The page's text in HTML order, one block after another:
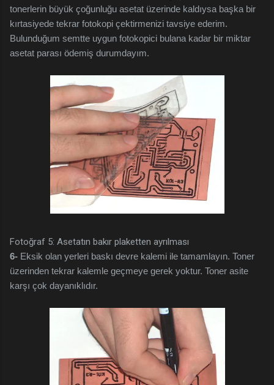
tonerlerin büyük çoğunluğu asetat üzerinde kaldıysa başka bir
kırtasiyede tekrar fotokopi çektirmenizi tavsiye ederim.
Bulunduğum semtte uygun fotokopici bulana kadar bir miktar
asetat parası ödemiş durumdayım.
Fotoğraf 5: Asetatın bakır plaketten ayrılması
6- Eksik olan yerleri baskı devre kalemi ile tamamlayın. Toner
üzerinden tekrar kalemle geçmeye gerek yoktur. Toner asite
karşı çok dayanıklıdır.